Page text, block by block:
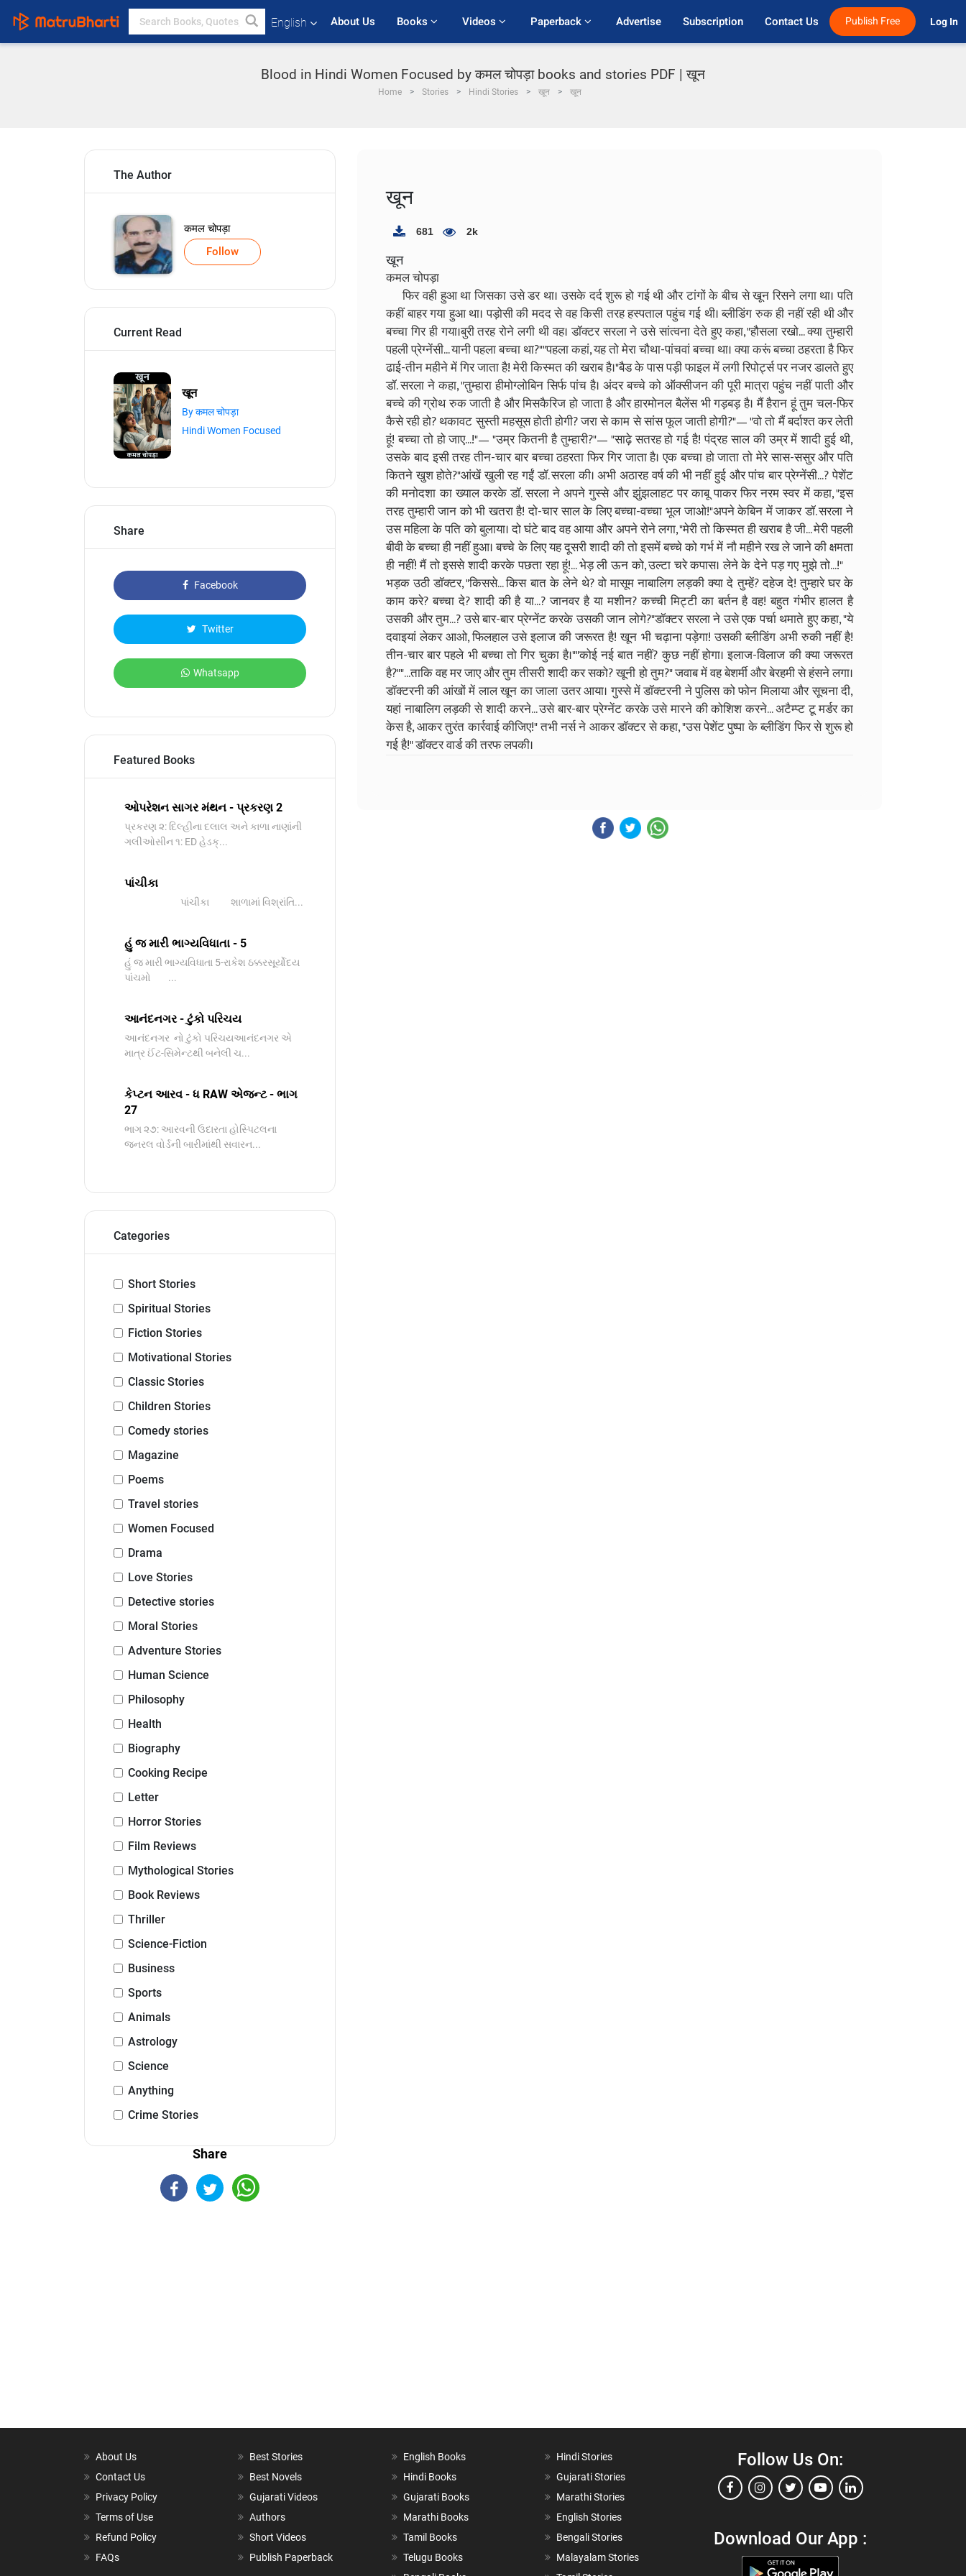
English About Us Books Videos Paperback Advertise Subscription Contact Us Publish Free Log In
Blood in Hindi Women Focused by कमल चोपड़ा books and stories PDF | खून
Home Stories Hindi Stories खून खून
The Author
कमल चोपड़ा
Follow
Current Read
खून
By कमल चोपड़ा
Hindi Women Focused
Share
Facebook
Twitter
Whatsapp
Featured Books
ઓપરેશન સાગર મંથન - પ્રકરણ 2
પ્રકરણ ૨: દિલ્હીના દલાલ અને કાળા નાણાંની
ગલીઓસીન ૧: ED હેડક્...
પાંચીકા
પાંચીકા શાળામાં વિશ્રાંતિ...
હું જ મારી ભાગ્યવિધાતા - 5
હું જ મારી ભાગ્યવિધાતા 5-રાકેશ ઠક્કરસૂર્યોદય
પાંચમો ...
આનંદનગર - ટુંકો પરિચય
આનંદનગર નો ટુંકો પરિચયઆનંદનગર એ
માત્ર ઈંટ-સિમેન્ટથી બનેલી ચ...
કેપ્ટન આરવ - ધ RAW એજન્ટ - ભાગ
27
ભાગ ૨૭: આરવની ઉદારતા હોસ્પિટલના
જનરલ વોર્ડની બારીમાંથી સવારન...
Categories
Short Stories
Spiritual Stories
Fiction Stories
Motivational Stories
Classic Stories
Children Stories
Comedy stories
Magazine
Poems
Travel stories
Women Focused
Drama
Love Stories
Detective stories
Moral Stories
Adventure Stories
Human Science
Philosophy
Health
Biography
Cooking Recipe
Letter
Horror Stories
Film Reviews
Mythological Stories
Book Reviews
Thriller
Science-Fiction
Business
Sports
Animals
Astrology
Science
Anything
Crime Stories
Share
खून
681 2k
खून
कमल चोपड़ा​
फिर वही हुआ था जिसका उसे डर था। उसके दर्द शुरू हो गई थी और टांगों के बीच से खून रिसने लगा था। पति
कहीं बाहर गया हुआ था। पड़ोसी की मदद से वह किसी तरह हस्पताल पहुंच गई थी। ब्लीडिंग रुक ही नहीं रही थी और
बच्चा गिर ही गया।​बुरी तरह रोने लगी थी वह। डॉक्टर सरला ने उसे सांत्वना देते हुए कहा, "हौसला रखो... क्या तुम्हारी
पहली प्रेग्नेंसी... यानी पहला बच्चा था?"​"पहला कहां, यह तो मेरा चौथा-पांचवां बच्चा था। क्या करूं बच्चा ठहरता है फिर
ढाई-तीन महीने में गिर जाता है! मेरी किस्मत की खराब है।"​बैड के पास पड़ी फाइल में लगी रिपोर्ट्स पर नजर डालते हुए
डॉ. सरला ने कहा, "तुम्हारा हीमोग्लोबिन सिर्फ पांच है। अंदर बच्चे को ऑक्सीजन की पूरी मात्रा पहुंच नहीं पाती और
बच्चे की ग्रोथ रुक जाती है और मिसकैरिज हो जाता है और हारमोनल बैलेंस भी गड़बड़ है। मैं हैरान हूं तुम चल-फिर
कैसे रही हो? थकावट सुस्ती महसूस होती होगी? जरा से काम से सांस फूल जाती होगी?"​— "वो तो मैं बर्दाश्त कर लेती
हूं! बच्चा तो हो जाए...!"— "उम्र कितनी है तुम्हारी?"— "साढ़े सतरह हो गई है! पंद्रह साल की उम्र में शादी हुई थी,
उसके बाद इसी तरह तीन-चार बार बच्चा ठहरता फिर गिर जाता है। एक बच्चा हो जाता तो मेरे सास-ससुर और पति
कितने खुश होते?"​आंखें खुली रह गईं डॉ. सरला की। अभी अठारह वर्ष की भी नहीं हुई और पांच बार प्रेग्नेंसी...? पेशेंट
की मनोदशा का ख्याल करके डॉ. सरला ने अपने गुस्से और झुंझलाहट पर काबू पाकर फिर नरम स्वर में कहा, "इस
तरह तुम्हारी जान को भी खतरा है! दो-चार साल के लिए बच्चा-वच्चा भूल जाओ!"​अपने केबिन में जाकर डॉ. सरला ने
उस महिला के पति को बुलाया। दो घंटे बाद वह आया और अपने रोने लगा, "मेरी तो किस्मत ही खराब है जी... मेरी पहली
बीवी के बच्चा ही नहीं हुआ। बच्चे के लिए यह दूसरी शादी की तो इसमें बच्चे को गर्भ में नौ महीने रख ले जाने की क्षमता
ही नहीं! मैं तो इससे शादी ​करके पछता रहा हूं!... भेड़ ली ऊन को, उल्टा चरे कपास। लेने के देने पड़ गए मुझे तो...!" ​
भड़क उठी डॉक्टर, "किससे... किस बात के लेने थे? वो मासूम नाबालिग लड़की क्या दे तुम्हें? दहेज दे! तुम्हारे घर के
काम करे? बच्चा दे? शादी की है या...? जानवर है या मशीन? कच्ची मिट्टी का बर्तन है वह! बहुत गंभीर हालत है
उसकी और तुम...? उसे बार-बार प्रेग्नेंट करके उसकी जान लोगे?"​डॉक्टर सरला ने उसे एक पर्चा थमाते हुए कहा, "ये
दवाइयां लेकर आओ, फिलहाल उसे इलाज की जरूरत है! खून भी चढ़ाना पड़ेगा! उसकी ब्लीडिंग अभी रुकी नहीं है!
तीन-चार बार पहले भी बच्चा तो गिर चुका है।"​"कोई नई बात नहीं? कुछ नहीं होगा। इलाज-विलाज की क्या जरूरत
है?"​"...ताकि वह मर जाए और तुम तीसरी शादी कर सको? खूनी हो तुम?" जवाब में वह बेशर्मी और बेरहमी से हंसने लगा।
डॉक्टरनी की आंखों में लाल खून का जाला उतर आया। गुस्से में डॉक्टरनी ने पुलिस को फोन मिलाया और सूचना दी,
यहां नाबालिग लड़की से शादी करने... उसे बार-बार प्रेग्नेंट करके उसे मारने की कोशिश करने... अटैम्प्ट टू मर्डर का
केस है, आकर तुरंत कार्रवाई कीजिए!" तभी नर्स ने आकर डॉक्टर से कहा, "उस पेशेंट पुष्पा के ब्लीडिंग फिर से शुरू हो
गई है!" डॉक्टर वार्ड की तरफ लपकी।
About Us
Contact Us
Privacy Policy
Terms of Use
Refund Policy
FAQs
Best Stories
Best Novels
Gujarati Videos
Authors
Short Videos
Publish Paperback
English Books
Hindi Books
Gujarati Books
Marathi Books
Tamil Books
Telugu Books
Hindi Stories
Gujarati Stories
Marathi Stories
English Stories
Bengali Stories
Malayalam Stories
Follow Us On:
Download Our App :